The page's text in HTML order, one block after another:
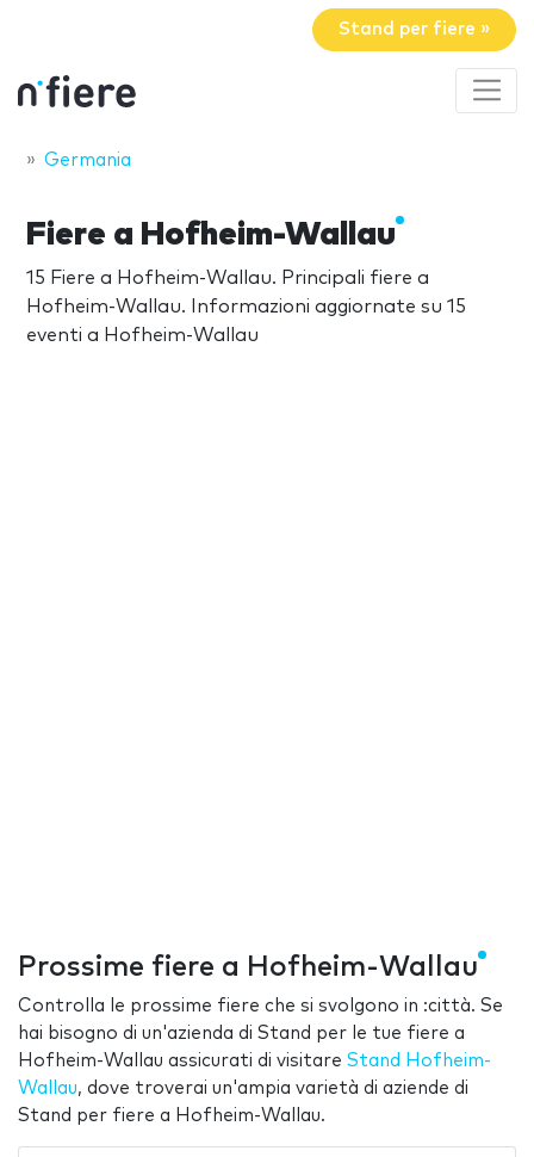
Stand per fiere »
Germania
Fiere a Hofheim-Wallau
15 Fiere a Hofheim-Wallau. Principali fiere a
Hofheim-Wallau. Informazioni aggiornate su 15
eventi a Hofheim-Wallau
Prossime fiere a Hofheim-Wallau
Controlla le prossime fiere che si svolgono in :città. Se
hai bisogno di un'azienda di Stand per le tue fiere a
Hofheim-Wallau assicurati di visitare Stand Hofheim-
Wallau, dove troverai un'ampia varietà di aziende di
Stand per fiere a Hofheim-Wallau.